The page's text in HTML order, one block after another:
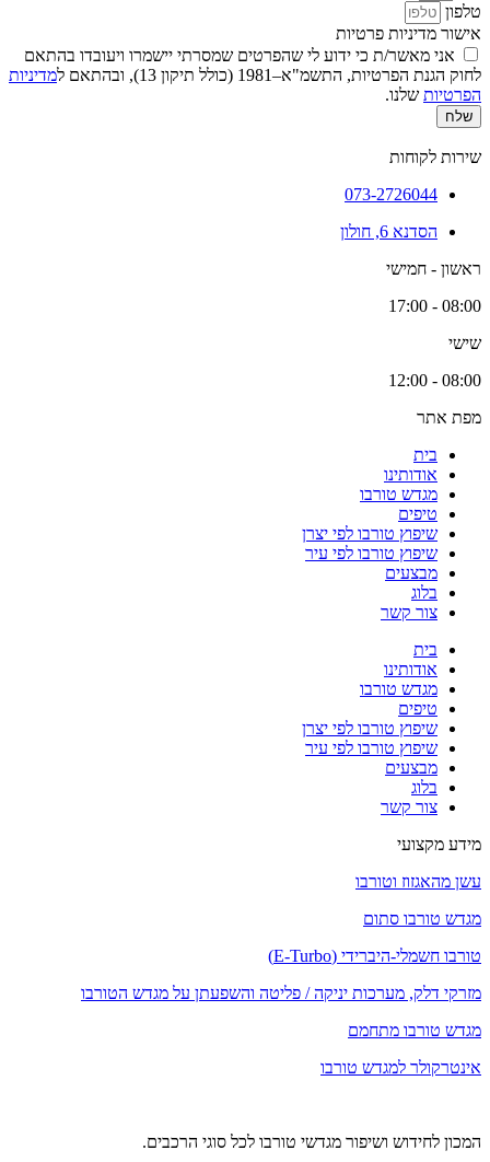
טלפון
אישור מדיניות פרטיות
אני מאשר/ת כי ידוע לי שהפרטים שמסרתי יישמרו ויעובדו בהתאם
לחוק הגנת הפרטיות, התשמ"א–1981 (כולל תיקון 13), ובהתאם ל
מדיניות
הפרטיות שלנו.
שלח
שירות לקוחות
073-2726044
הסדנא 6, חולון
ראשון - חמישי
08:00 - 17:00
שישי
08:00 - 12:00
מפת אתר
בית
אודותינו
מגדש טורבו
טיפים
שיפוץ טורבו לפי יצרן
שיפוץ טורבו לפי עיר
מבצעים
בלוג
צור קשר
בית
אודותינו
מגדש טורבו
טיפים
שיפוץ טורבו לפי יצרן
שיפוץ טורבו לפי עיר
מבצעים
בלוג
צור קשר
מידע מקצועי
עשן מהאגזוז וטורבו
מגדש טורבו סתום
טורבו חשמלי-היברידי (E-Turbo)
מזרקי דלק, מערכות יניקה / פליטה והשפעתן על מגדש הטורבו
מגדש טורבו מתחמם
אינטרקולר למגדש טורבו
המכון לחידוש ושיפור מגדשי טורבו לכל סוגי הרכבים.